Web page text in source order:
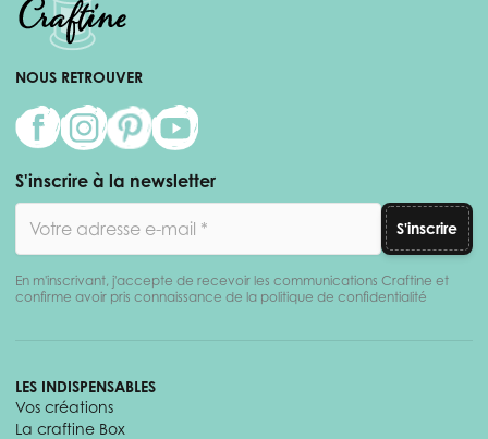
NOUS RETROUVER
S'inscrire à la newsletter
S'inscrire
En m'inscrivant, j'accepte de recevoir les communications Craftine et
confirme avoir pris connaissance de la politique de confidentialité
LES INDISPENSABLES
Vos créations
La craftine Box